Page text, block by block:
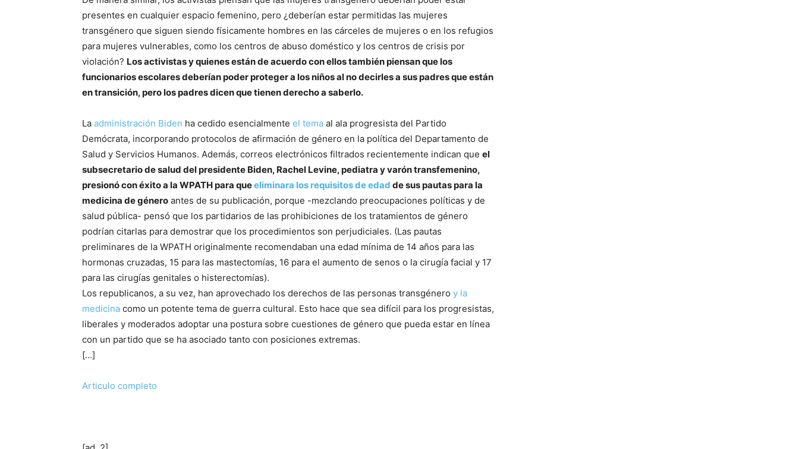
presentes en cualquier espacio femenino, pero ¿deberían estar permitidas las mujeres
transgénero que siguen siendo físicamente hombres en las cárceles de mujeres o en los refugios
para mujeres vulnerables, como los centros de abuso doméstico y los centros de crisis por
violación? Los activistas y quienes están de acuerdo con ellos también piensan que los
funcionarios escolares deberían poder proteger a los niños al no decirles a sus padres que están
en transición, pero los padres dicen que tienen derecho a saberlo.
La administración Biden ha cedido esencialmente el tema al ala progresista del Partido
Demócrata, incorporando protocolos de afirmación de género en la política del Departamento de
Salud y Servicios Humanos. Además, correos electrónicos filtrados recientemente indican que el
subsecretario de salud del presidente Biden, Rachel Levine, pediatra y varón transfemenino,
presionó con éxito a la WPATH para queeliminara los requisitos de edad de sus pautas para la
medicina de género antes de su publicación, porque -mezclando preocupaciones políticas y de
salud pública- pensó que los partidarios de las prohibiciones de los tratamientos de género
podrían citarlas para demostrar que los procedimientos son perjudiciales. (Las pautas
preliminares de la WPATH originalmente recomendaban una edad mínima de 14 años para las
hormonas cruzadas, 15 para las mastectomías, 16 para el aumento de senos o la cirugía facial y 17
para las cirugías genitales o histerectomías).
Los republicanos, a su vez, han aprovechado los derechos de las personas transgénero y la
medicina como un potente tema de guerra cultural. Esto hace que sea difícil para los progresistas,
liberales y moderados adoptar una postura sobre cuestiones de género que pueda estar en línea
con un partido que se ha asociado tanto con posiciones extremas.
[…]
Articulo completo